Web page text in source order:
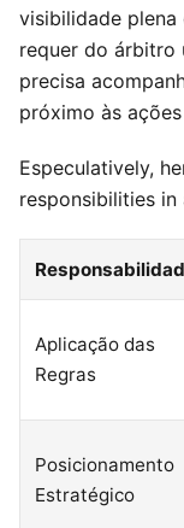
visibilidade plena
requer do árbitro
precisa
próximo às
Especulatively,
responsibilities
Aplicação das
Regras
Posicionamento
Estratégico